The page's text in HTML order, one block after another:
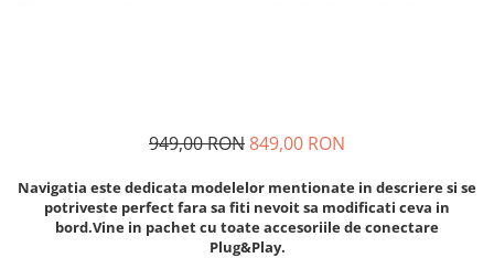
Navigatii Chevrolet
Navigatii Jeep
Navigatii Porsche
949,00 RON849,00 RON
Navigatia este dedicata modelelor mentionate in descriere si se
potriveste perfect fara sa fiti nevoit sa modificati ceva in
bord.Vine in pachet cu toate accesoriile de conectare
Plug&Play.